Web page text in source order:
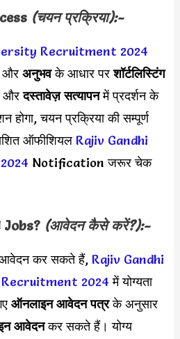
(चयन प्रक्रिया):-
Recruitment 2024
अनुभवके आधार परशॉर्टलिस्टिंग
औरदस्तावेज़ सत्यापनमें प्रदर्शन के
चयन प्रक्रिया की सम्पूर्ण
ऑफीशियल Rajiv Gandhi
Notification जरूर चेक
Jobs?(आवेदन कैसे करें?):-
कर सकते हैं, Rajiv Gandhi
2024 में योग्यता
ऑनलाइन आवेदन पत्रके अनुसार
आवेदनकर सकते हैं। योग्य